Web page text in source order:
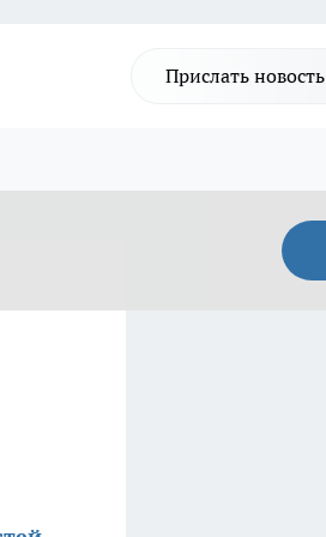
Прислать новость